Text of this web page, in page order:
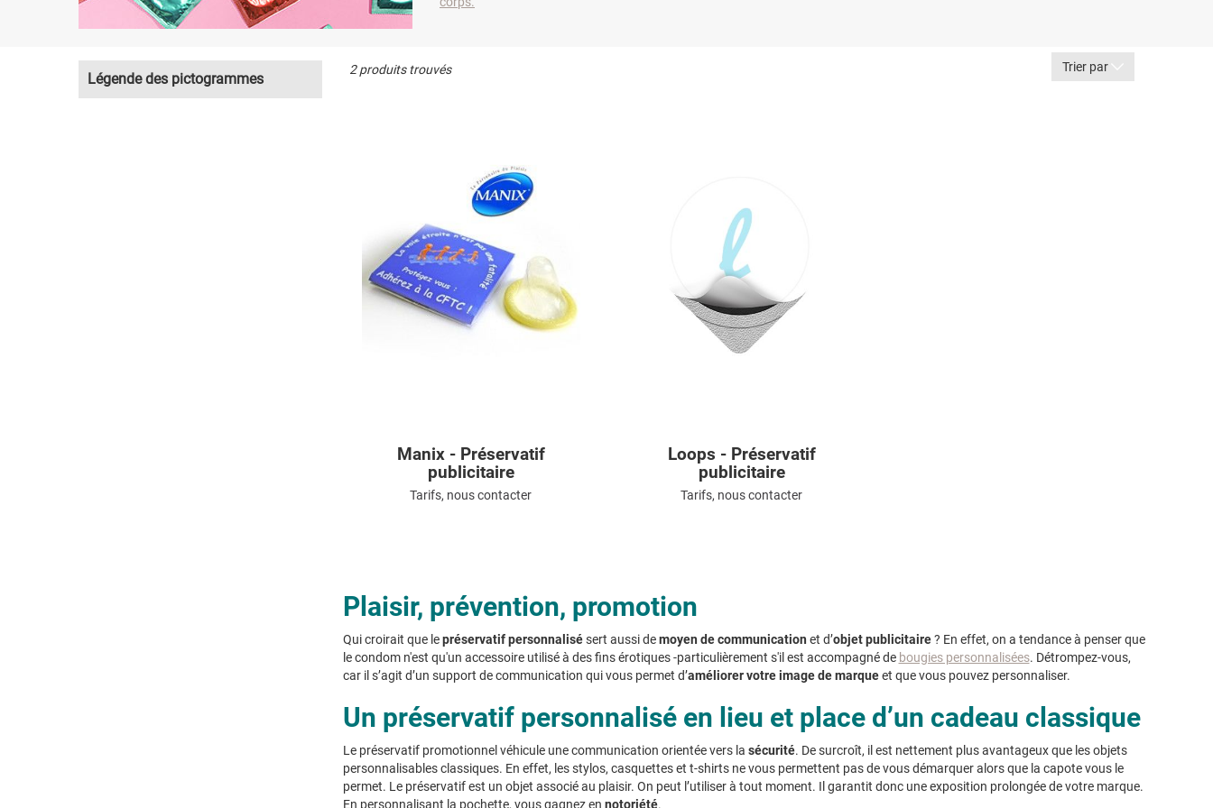
Légende des pictogrammes
2 produits trouvés Trier par
Manix - Préservatif
publicitaire
Tarifs, nous contacter
Loops - Préservatif
publicitaire
Tarifs, nous contacter
Plaisir, prévention, promotion
Qui croirait que lepréservatif personnalisésert aussi demoyen de communication et d’objet publicitaire? En effet, on a tendance à penser que
le condom n'est qu'un accessoire utilisé à des fins érotiques -particulièrement s'il est accompagné de bougies personnalisées. Détrompez-vous,
car il s’agit d’un support de communication qui vous permet d’améliorer votre image de marqueet que vous pouvez personnaliser.
Un préservatif personnalisé en lieu et place d’un cadeau classique
Le préservatif promotionnel véhicule une communication orientée vers la sécurité. De surcroît, il est nettement plus avantageux que les objets
personnalisables classiques. En effet, les stylos, casquettes et t-shirts ne vous permettent pas de vous démarquer alors que la capote vous le
permet. Le préservatif est un objet associé au plaisir. On peut l’utiliser à tout moment. Il garantit donc une exposition prolongée de votre marque.
En personnalisant la pochette, vous gagnez en notoriété.